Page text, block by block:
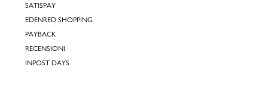
SATISPAY
EDENRED SHOPPING
PAYBACK
RECENSIONI
INPOST DAYS